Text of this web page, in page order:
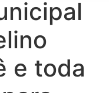
e toda